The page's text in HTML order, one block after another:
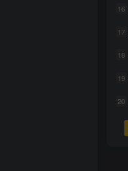
16
17
18
19
20